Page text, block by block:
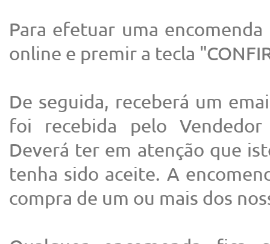
Para efetuar uma
online e premir a tecla
De seguida, receberá um
foi recebida pelo Vendedor
Deverá ter em atenção que
tenha sido aceite. A
compra de um ou mais dos